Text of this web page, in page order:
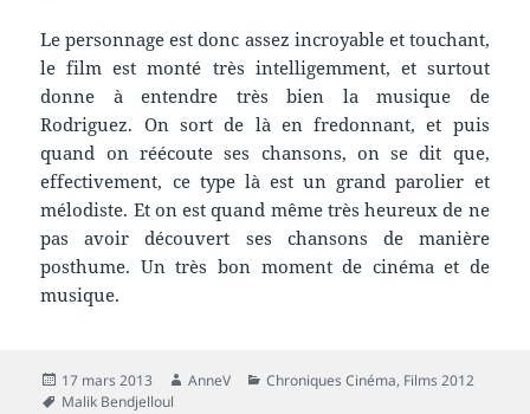
Le personnage est donc assez incroyable et touchant,
le film est monté très intelligemment, et surtout
donne à entendre très bien la musique de
Rodriguez. On sort de là en fredonnant, et puis
quand on réécoute ses chansons, on se dit que,
effectivement, ce type là est un grand parolier et
mélodiste. Et on est quand même très heureux de ne
pas avoir découvert ses chansons de manière
posthume. Un très bon moment de cinéma et de
musique.
Publié
le
17 mars 2013 Auteur
AnneV Catégories
Chroniques Cinéma, Films 2012
Mots-
Malik Bendjelloul